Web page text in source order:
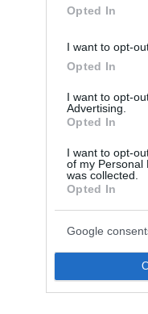
Opted In
I want to opt-
Opted In
I want to opt-
Advertising.
Opted In
I want to opt-
of my Personal
was collected.
Opted In
Google
τις ειδήσεις
που συμβαίνουν, στο
ΣΧΟΛΙΑ (6)